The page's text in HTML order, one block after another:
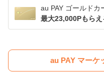
au PAY ゴールドカ
最大23,000Pもら
au PAY マーケ